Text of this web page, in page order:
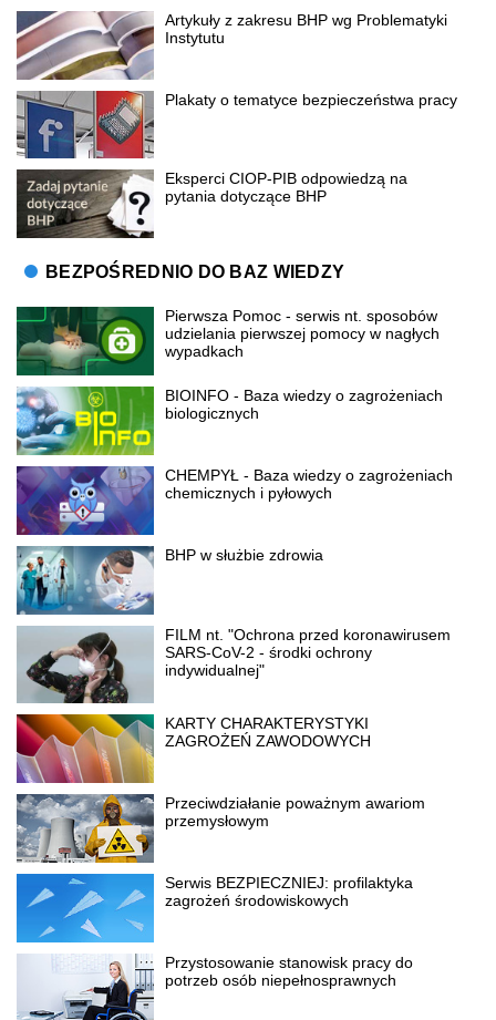
Artykuły z zakresu BHP wg Problematyki
Instytutu
Plakaty o tematyce bezpieczeństwa pracy
Eksperci CIOP-PIB odpowiedzą na
pytania dotyczące BHP
BEZPOŚREDNIO DO BAZ WIEDZY
Pierwsza Pomoc - serwis nt. sposobów
udzielania pierwszej pomocy w nagłych
wypadkach
BIOINFO - Baza wiedzy o zagrożeniach
biologicznych
CHEMPYŁ - Baza wiedzy o zagrożeniach
chemicznych i pyłowych
BHP w służbie zdrowia
FILM nt. "Ochrona przed koronawirusem
SARS-CoV-2 - środki ochrony
indywidualnej"
KARTY CHARAKTERYSTYKI
ZAGROŻEŃ ZAWODOWYCH
Przeciwdziałanie poważnym awariom
przemysłowym
Serwis BEZPIECZNIEJ: profilaktyka
zagrożeń środowiskowych
Przystosowanie stanowisk pracy do
potrzeb osób niepełnosprawnych